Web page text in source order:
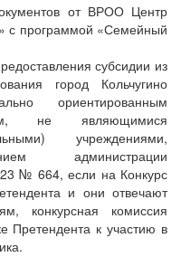
от ВРОО Центр
с программой «Семейный
субсидии из
город Кольчугино
ориентированным
не являющимися
учреждениями,
администрации
№ 664, если на Конкурс
и они отвечают
конкурсная комиссия
Претендента к участию в